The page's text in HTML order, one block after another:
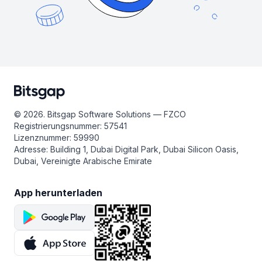
© 2026. Bitsgap Software Solutions — FZCO
Registrierungsnummer: 57541
Lizenznummer: 59990
Adresse: Building 1, Dubai Digital Park, Dubai Silicon Oasis,
Dubai, Vereinigte Arabische Emirate
App herunterladen